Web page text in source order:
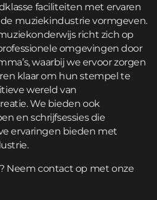
faciliteiten met ervaren
muziekindustrie vormgeven.
richt zich op
omgevingen door
, waarbij we ervoor zorgen
klaar om hun stempel te
wereld van
We bieden ook
en schrijfsessiesdie
ervaringen bieden met
Neem contact op met onze